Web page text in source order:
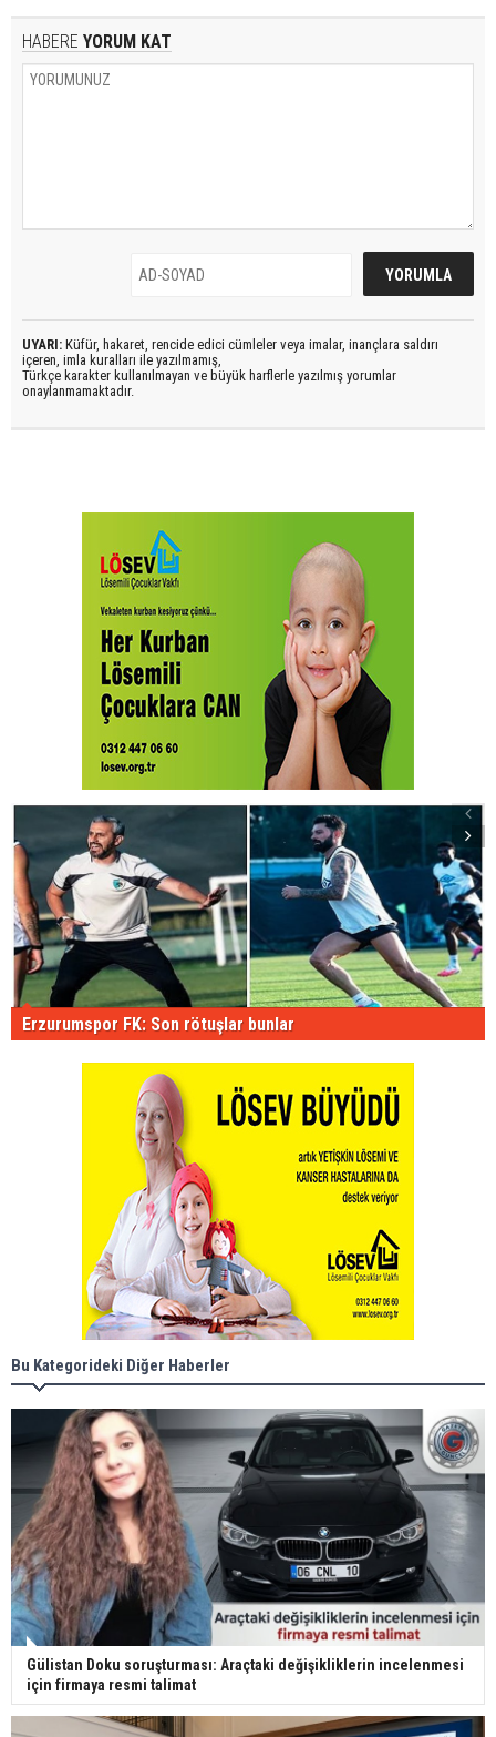
HABERE YORUM KAT
UYARI: Küfür, hakaret, rencide edici cümleler veya imalar, inançlara saldırı
içeren, imla kuralları ile yazılmamış,
Türkçe karakter kullanılmayan ve büyük harflerle yazılmış yorumlar
onaylanmamaktadır.
Erzurumspor FK: Son rötuşlar bunlar
Bu Kategorideki Diğer Haberler
Gülistan Doku soruşturması: Araçtaki değişikliklerin incelenmesi
için firmaya resmi talimat